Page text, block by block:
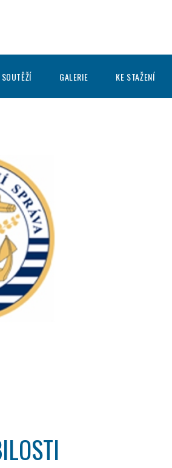
GALERIE KE STAŽENÍ